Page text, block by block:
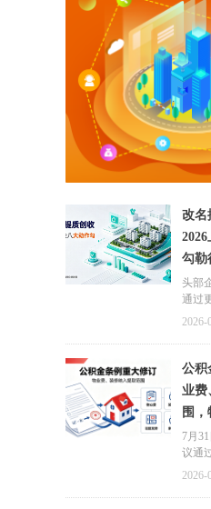
【相关文章推荐】
改名
勾勒
头部
通过
级服
一系
半年
2026-
公积
业费
围
7月
议通
房公
景迎
2026-